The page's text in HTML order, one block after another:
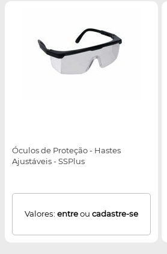
Óculos de Proteção - Hastes
Ajustáveis - SSPlus
Valores: entreou cadastre-se